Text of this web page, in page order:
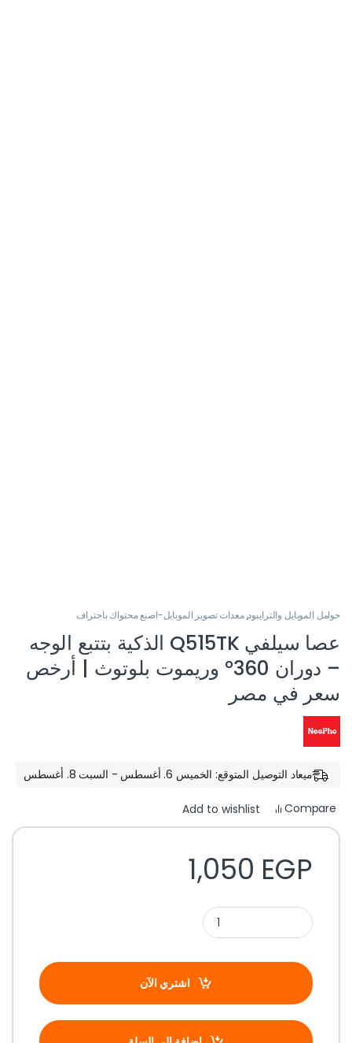
حوامل الموبايل والترايبود,معدات تصوير الموبايل-اصنع محتواك باحتراف
عصا سيلفي Q515TK الذكية بتتبع الوجه
– دوران 360° وريموت بلوتوث | أرخص
سعر في مصر
ميعاد التوصيل المتوقع: الخميس 6. أغسطس - السبت 8. أغسطس
Compare
Add to wishlist
1,050 EGP
اشتري الآن